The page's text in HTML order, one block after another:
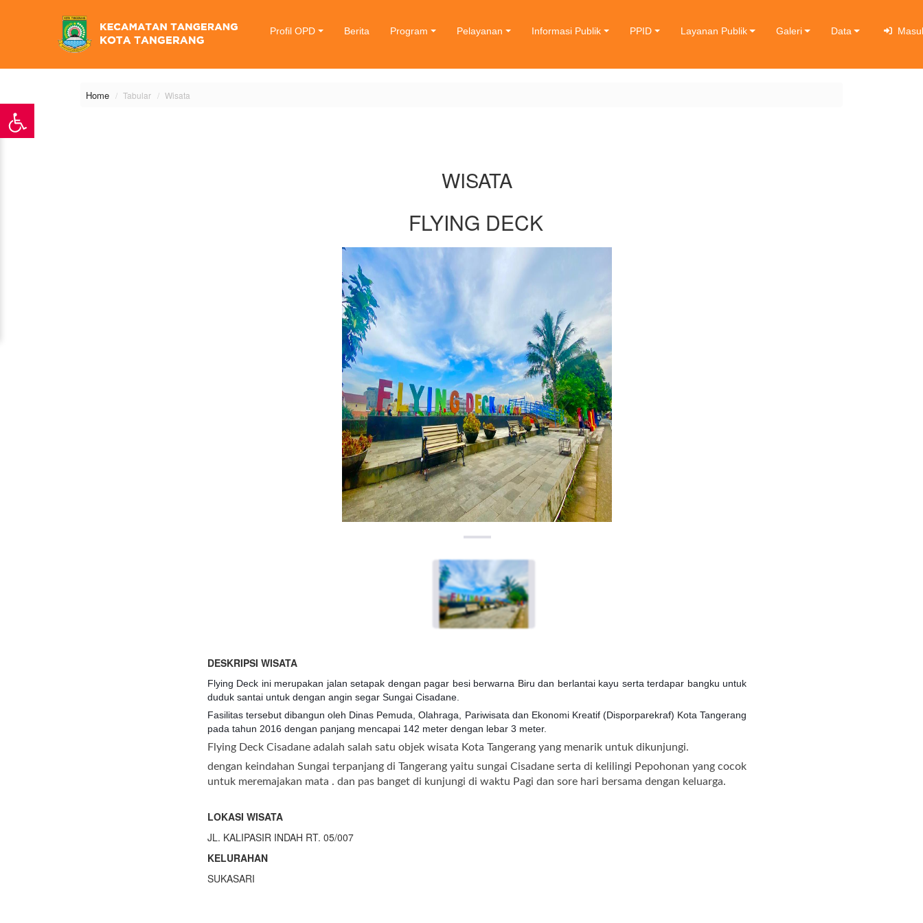
Profil OPD Berita Program Pelayanan Informasi Publik PPID Layanan Publik Galeri Data
Home Tabular Wisata
WISATA
FLYING DECK
DESKRIPSI WISATA
Flying Deck ini merupakan jalan setapak dengan pagar besi berwarna Biru dan berlantai kayu serta terdapar bangku untuk
duduk santai untuk dengan angin segar Sungai Cisadane.
Fasilitas tersebut dibangun oleh Dinas Pemuda, Olahraga, Pariwisata dan Ekonomi Kreatif (Disporparekraf) Kota Tangerang
pada tahun 2016 dengan panjang mencapai 142 meter dengan lebar 3 meter.
Flying Deck Cisadane adalah salah satu objek wisata Kota Tangerang yang menarik untuk dikunjungi.
dengan keindahan Sungai terpanjang di Tangerang yaitu sungai Cisadane serta di kelilingi Pepohonan yang cocok
untuk meremajakan mata . dan pas banget di kunjungi di waktu Pagi dan sore hari bersama dengan keluarga.
LOKASI WISATA
JL. KALIPASIR INDAH RT. 05/007
KELURAHAN
SUKASARI